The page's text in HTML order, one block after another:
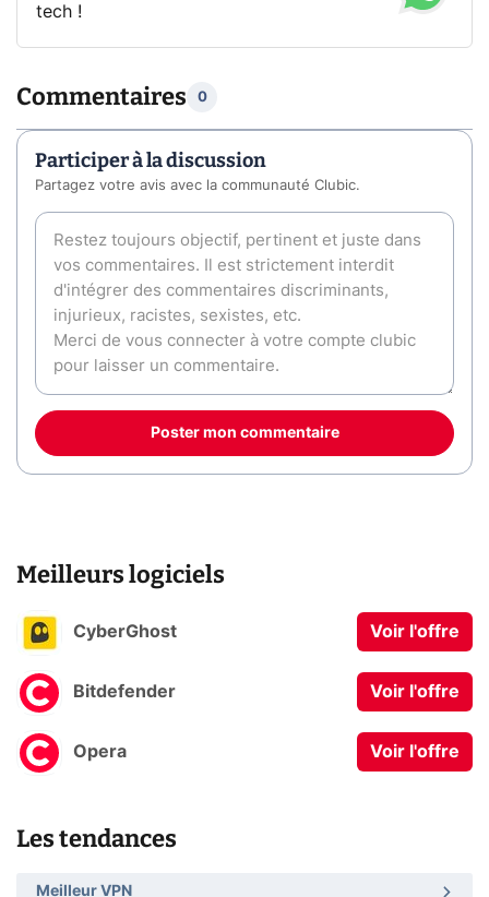
tech !
Commentaires 0
Participer à la discussion
Partagez votre avis avec la communauté Clubic.
Poster mon commentaire
Meilleurs logiciels
CyberGhost Voir l'offre
Bitdefender Voir l'offre
Opera Voir l'offre
Les tendances
Meilleur VPN